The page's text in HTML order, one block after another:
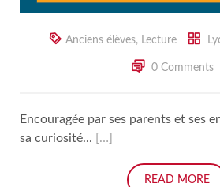
Anciens élèves, Lecture
0 Comments
Encouragée par ses parents et ses
sa curiosité...
[…]
READ MORE